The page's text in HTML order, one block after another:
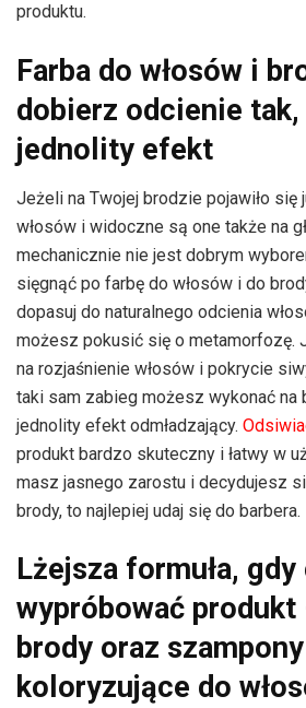
produktu.
Farba do włosów i
dobierz odcienie tak,
jednolity efekt
Jeżeli na Twojej brodzie pojawiło się
włosów i widoczne są one także na
mechanicznie nie jest dobrym
sięgnąć po farbę do włosów i do
dopasuj do naturalnego odcienia
możesz pokusić się o metamorfozę.
na rozjaśnienie włosów i pokrycie
taki sam zabieg możesz wykonać na
jednolity efekt odmładzający.
produkt bardzo skuteczny i łatwy w
masz jasnego zarostu i decydujesz
brody, to najlepiej udaj się do barbera.
Lżejsza formuła,
wypróbować produkt
brody oraz szampony
koloryzujące do